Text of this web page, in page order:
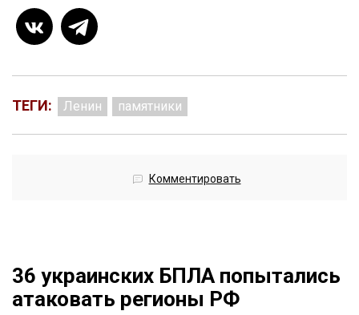
ТЕГИ: Ленин памятники
Комментировать
36 украинских БПЛА попытались
атаковать регионы РФ